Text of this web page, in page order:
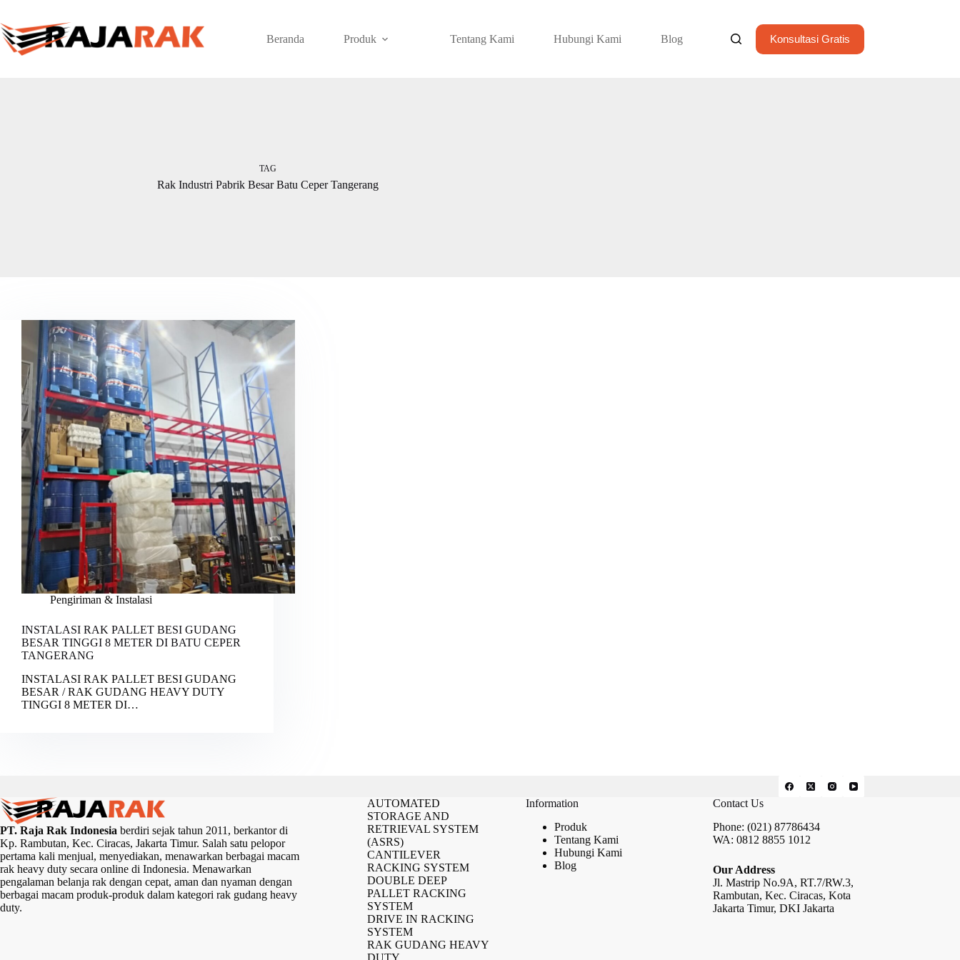
content
Beranda Produk Tentang Kami Hubungi Kami Blog Konsultasi Gratis
TAG
Rak Industri Pabrik Besar Batu Ceper Tangerang
Pengiriman & Instalasi
INSTALASI RAK PALLET BESI GUDANG
BESAR TINGGI 8 METER DI BATU CEPER
TANGERANG
INSTALASI RAK PALLET BESI GUDANG
BESAR / RAK GUDANG HEAVY DUTY
TINGGI 8 METER DI…
PT. Raja Rak Indonesia berdiri sejak tahun 2011, berkantor di
Kp. Rambutan, Kec. Ciracas, Jakarta Timur. Salah satu pelopor
pertama kali menjual, menyediakan, menawarkan berbagai macam
rak heavy duty secara online di Indonesia. Menawarkan
pengalaman belanja rak dengan cepat, aman dan nyaman dengan
berbagai macam produk-produk dalam kategori rak gudang heavy
duty.
AUTOMATED
STORAGE AND
RETRIEVAL SYSTEM
(ASRS)
CANTILEVER
RACKING SYSTEM
DOUBLE DEEP
PALLET RACKING
SYSTEM
DRIVE IN RACKING
SYSTEM
RAK GUDANG HEAVY
DUTY
Information
Produk
Tentang Kami
Hubungi Kami
Blog
Contact Us
Phone: (021) 87786434
WA: 0812 8855 1012
Our Address
Jl. Mastrip No.9A, RT.7/RW.3,
Rambutan, Kec. Ciracas, Kota
Jakarta Timur, DKI Jakarta